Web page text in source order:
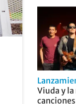
Viuda y
canciones